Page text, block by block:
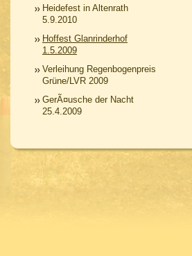
Heidefest in Altenrath
5.9.2010
Hoffest Glanrinderhof
1.5.2009
Verleihung Regenbogenpreis
Grüne/LVR 2009
GerÃ¤usche der Nacht
25.4.2009